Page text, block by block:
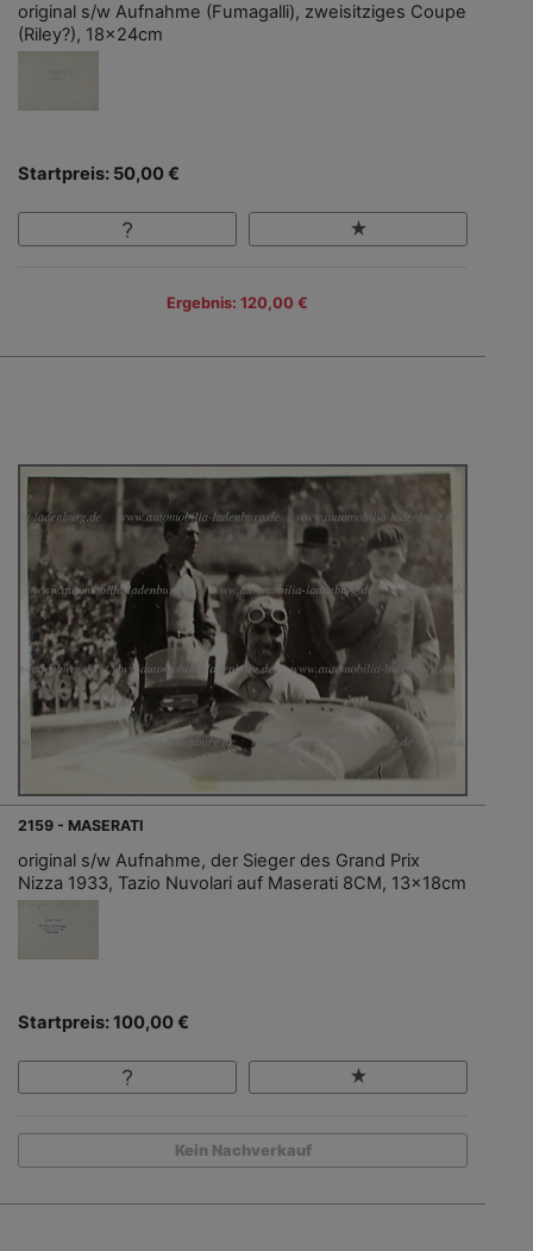
original s/w Aufnahme (Fumagalli), zweisitziges Coupe
(Riley?), 18x24cm
Startpreis: 50,00 €
Ergebnis: 120,00 €
2159 - MASERATI
original s/w Aufnahme, der Sieger des Grand Prix
Nizza 1933, Tazio Nuvolari auf Maserati 8CM, 13x18cm
Startpreis: 100,00 €
Kein Nachverkauf